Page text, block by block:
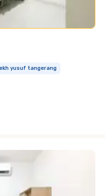
yusuf tangerang